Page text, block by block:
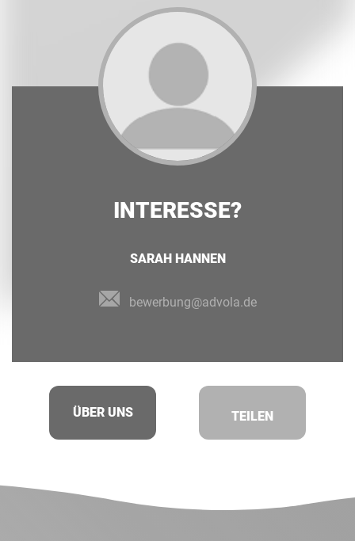
INTERESSE?
SARAH HANNEN
bewerbung@advola.de
ÜBER UNS TEILEN